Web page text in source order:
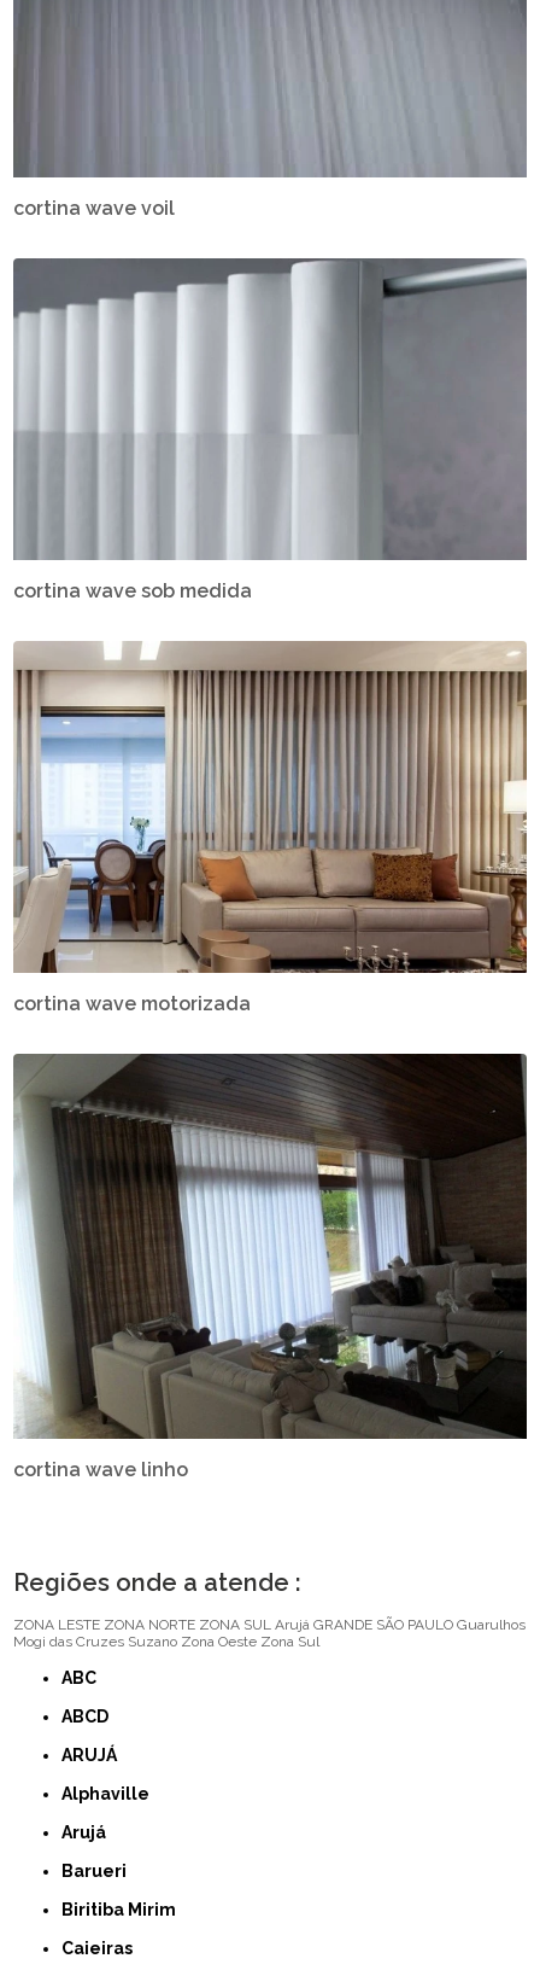
cortina wave voil
cortina wave sob medida
cortina wave motorizada
cortina wave linho
Regiões onde a atende :
ZONA LESTE ZONA NORTE ZONA SUL Arujá GRANDE SÃO PAULO Guarulhos
Mogi das Cruzes Suzano Zona Oeste Zona Sul
ABC
ABCD
ARUJÁ
Alphaville
Arujá
Barueri
Biritiba Mirim
Caieiras